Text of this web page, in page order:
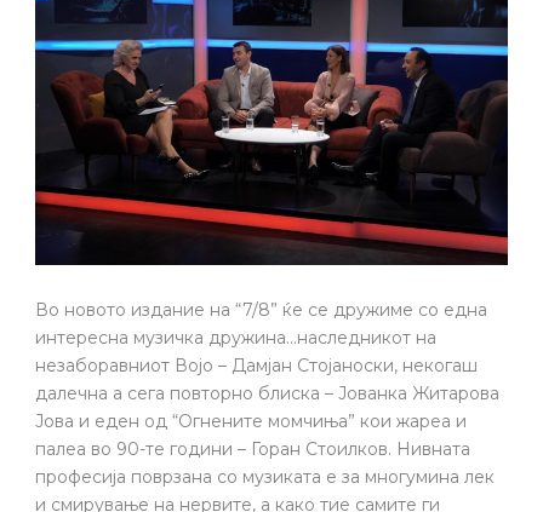
Во новото издание на “7/8” ќе се дружиме со една
интересна музичка дружина…наследникот на
незаборавниот Војо – Дамјан Стојаноски, некогаш
далечна а сега повторно блиска – Јованка Житарова
Јова и еден од “Огнените момчиња” кои жареа и
палеа во 90-те години – Горан Стоилков. Нивната
професија поврзана со музиката е за многумина лек
и смирување на нервите, а како тие самите ги